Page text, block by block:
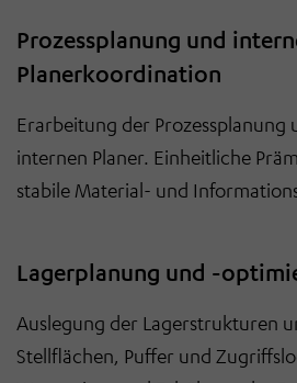
Prozessplanung und
Planerkoordination
Erarbeitung der Prozessplanung
internen Planer. Einheitliche
stabile Material- und
Lagerplanung und -
Auslegung der Lagerstrukturen
Stellflächen, Puffer und